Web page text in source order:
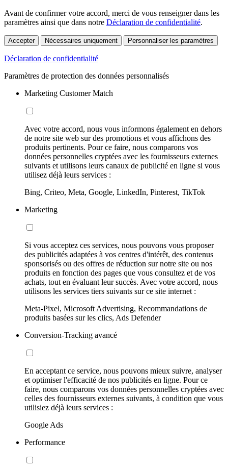
Avant de confirmer votre accord, merci de vous renseigner dans les
paramètres ainsi que dans notre Déclaration de confidentialité.
Accepter Nécessaires uniquement Personnaliser les paramètres
Déclaration de confidentialité
Paramètres de protection des données personnalisés
Marketing Customer Match
Avec votre accord, nous vous informons également en dehors
de notre site web sur des promotions et vous affichons des
produits pertinents. Pour ce faire, nous comparons vos
données personnelles cryptées avec les fournisseurs externes
suivants et utilisons leurs canaux de publicité en ligne si vous
utilisez déjà leurs services :
Bing, Criteo, Meta, Google, LinkedIn, Pinterest, TikTok
Marketing
Si vous acceptez ces services, nous pouvons vous proposer
des publicités adaptées à vos centres d'intérêt, des contenus
sponsorisés ou des offres de réduction sur notre site ou nos
produits en fonction des pages que vous consultez et de vos
achats, tout en évaluant leur succès. Avec votre accord, nous
utilisons les services tiers suivants sur ce site internet :
Meta-Pixel, Microsoft Advertising, Recommandations de
produits basées sur les clics, Ads Defender
Conversion-Tracking avancé
En acceptant ce service, nous pouvons mieux suivre, analyser
et optimiser l'efficacité de nos publicités en ligne. Pour ce
faire, nous comparons vos données personnelles cryptées avec
celles des fournisseurs externes suivants, à condition que vous
utilisiez déjà leurs services :
Google Ads
Performance